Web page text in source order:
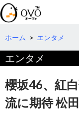
検
索
コ
テ
へ
動
ホーム > エンタメ
エンタメ
櫻坂46、紅
流に期待 松